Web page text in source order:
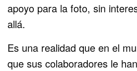
apoyo para la foto, sin
allá.
Es una realidad que en el
que sus colaboradores le